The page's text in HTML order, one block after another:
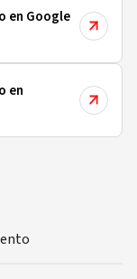
en Google
en